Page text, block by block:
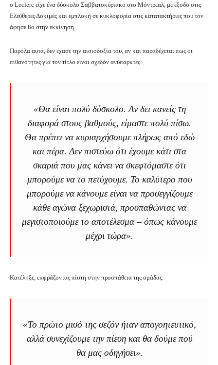
ο Leclerc είχε ένα δύσκολο Σαββατοκύριακο στο Μόντρεαλ, με έξοδο στις
Ελεύθερες Δοκιμές και εμπλοκή σε κυκλοφορία στις κατατακτήριες που τον
άφησε 8ο στην εκκίνηση.
Παρόλα αυτά, δεν έχασε την αισιοδοξία του, αν και παραδέχεται πως οι
πιθανότητες για τον τίτλο είναι σχεδόν ανύπαρκτες:
«Θα είναι πολύ δύσκολο. Αν δει κανείς τη
διαφορά στους βαθμούς, είμαστε πολύ πίσω.
Θα πρέπει να κυριαρχήσουμε πλήρως από εδώ
και πέρα. Δεν πιστεύω ότι έχουμε κάτι στα
σκαριά που μας κάνει να σκεφτόμαστε ότι
μπορούμε να το πετύχουμε. Το καλύτερο που
μπορούμε να κάνουμε είναι να προσεγγίζουμε
κάθε αγώνα ξεχωριστά, προσπαθώντας να
μεγιστοποιούμε το αποτέλεσμα – όπως κάνουμε
μέχρι τώρα».
Κατέληξε, εκφράζοντας πίστη στην προσπάθεια της ομάδας:
«Το πρώτο μισό της σεζόν ήταν απογοητευτικό,
αλλά συνεχίζουμε την πίεση και θα δούμε πού
θα μας οδηγήσει».